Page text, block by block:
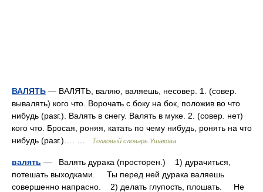
ВАЛЯТЬ — ВАЛЯТЬ, валяю, валяешь, несовер. 1. (совер.
вывалять) кого что. Ворочать с боку на бок, положив во что
нибудь (разг.). Валять в снегу. Валять в муке. 2. (совер. нет)
кого что. Бросая, роняя, катать по чему нибудь, ронять на что
нибудь (разг.).… …
Толковый словарь Ушакова
валять — Валять дурака (просторен.) 1) дурачиться,
потешать выходками. Ты перед ней дурака валяешь
совершенно напрасно. 2) делать глупость, плошать. Не